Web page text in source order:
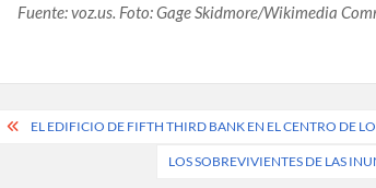
Fuente: voz.us. Foto:Gage Skidmore/Wikimedia
PostEL EDIFICIO DE FIFTH THIRD BANK EN EL CENTRO DE
LOS SOBREVIVIENTES DE LAS